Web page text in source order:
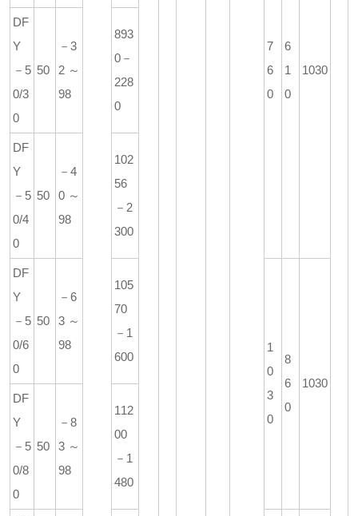
7
6
0
6
1
0
1030
DF
Y
－5
0/3
0
50
－3
2～
98
893
0－
228
0
DF
Y
－5
0/4
0
50
－4
0～
98
102
56
－2
300
DF
Y
－5
0/6
0
50
－6
3～
98
105
70
－1
600
1
0
3
0
8
6
0
1030
DF
Y
－5
0/8
0
50
－8
3～
98
112
00
－1
480